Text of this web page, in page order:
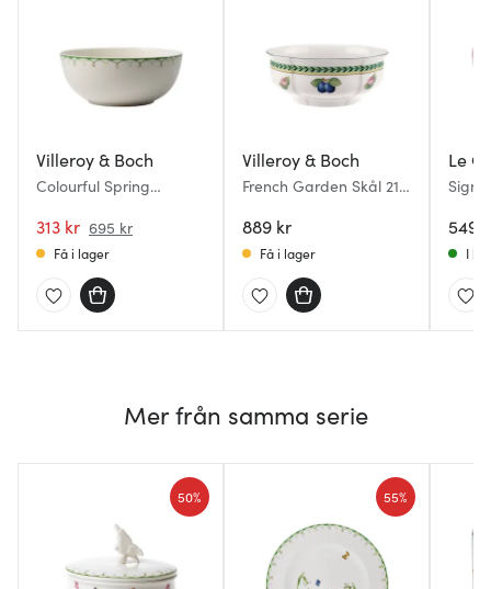
Villeroy & Boch
Colourful Spring
313 kr 695 kr
Få i lager
Villeroy & Boch
French Garden Skål 21
889 kr
Få i lager
Le
L
549
I
Mer från samma serie
50% 55%